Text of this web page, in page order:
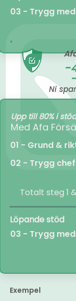
03 - Trygg
Upp till 80% i stöd
Med Afa
01 - Grund &
02 - Trygg chef
Totalt steg 1
Löpande stöd
03 - Trygg
-
Ni
Exempel